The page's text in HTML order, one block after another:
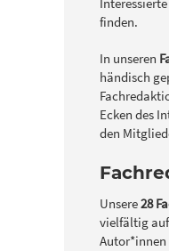
finden.
In unseren
händisch
Ecken des
den
Unsere28
vielfältig